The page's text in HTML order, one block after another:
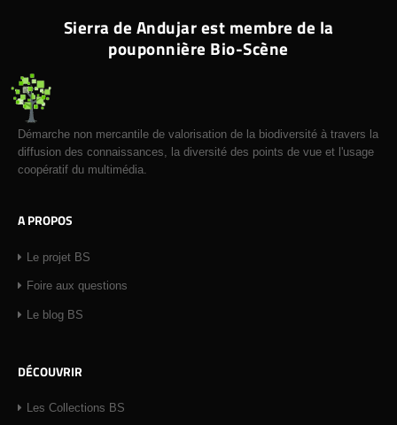
Sierra de Andujar est membre de la
pouponnière Bio-Scène
Démarche non mercantile de valorisation de la biodiversité à travers la
diffusion des connaissances, la diversité des points de vue et l'usage
coopératif du multimédia.
A PROPOS
Le projet BS
Foire aux questions
Le blog BS
DÉCOUVRIR
Les Collections BS